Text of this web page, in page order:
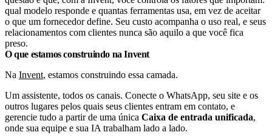
qual modelo responde e quantas ferramentas usa, em vez de aceitar
o que um fornecedor define. Seu custo acompanha o uso real, e seus
relacionamentos com clientes nunca são aquilo a que você fica
preso.
O que estamos construindo na Invent
Na Invent, estamos construindo essa camada.
Um assistente, todos os canais. Conecte o WhatsApp, seu site e os
outros lugares pelos quais seus clientes entram em contato, e
gerencie tudo a partir de uma única Caixa de entrada unificada,
onde sua equipe e sua IA trabalham lado a lado.